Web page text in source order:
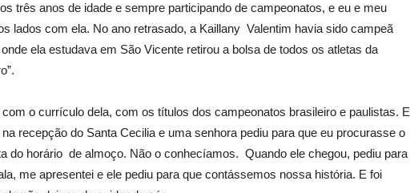
três anos de idade e sempre participando de campeonatos, e eu e meu
lados com ela. No ano retrasado, a Kaillany Valentim havia sido campeã
ela estudava em São Vicente retirou a bolsa de todos os atletas da
o currículo dela, com os títulos dos campeonatos brasileiro e paulistas. E
recepção do Santa Cecilia e uma senhora pediu para que eu procurasse o
do horário de almoço. Não o conhecíamos. Quando ele chegou, pediu para
me apresentei e ele pediu para que contássemos nossa história. E foi